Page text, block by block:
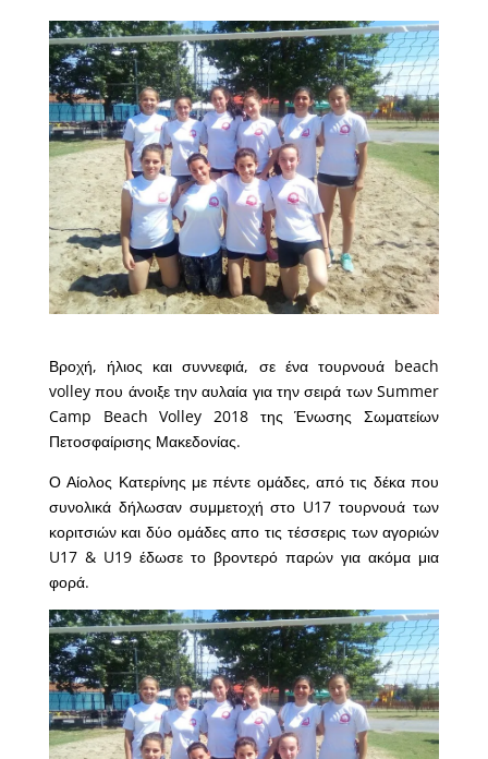
Βροχή, ήλιος και συννεφιά, σε ένα τουρνουά beach
volley που άνοιξε την αυλαία για την σειρά των Summer
Camp Beach Volley 2018 της Ένωσης Σωματείων
Πετοσφαίρισης Μακεδονίας.
Ο Αίολος Κατερίνης με πέντε ομάδες, από τις δέκα που
συνολικά δήλωσαν συμμετοχή στο U17 τουρνουά των
κοριτσιών και δύο ομάδες απο τις τέσσερις των αγοριών
U17 & U19 έδωσε το βροντερό παρών για ακόμα μια
φορά.